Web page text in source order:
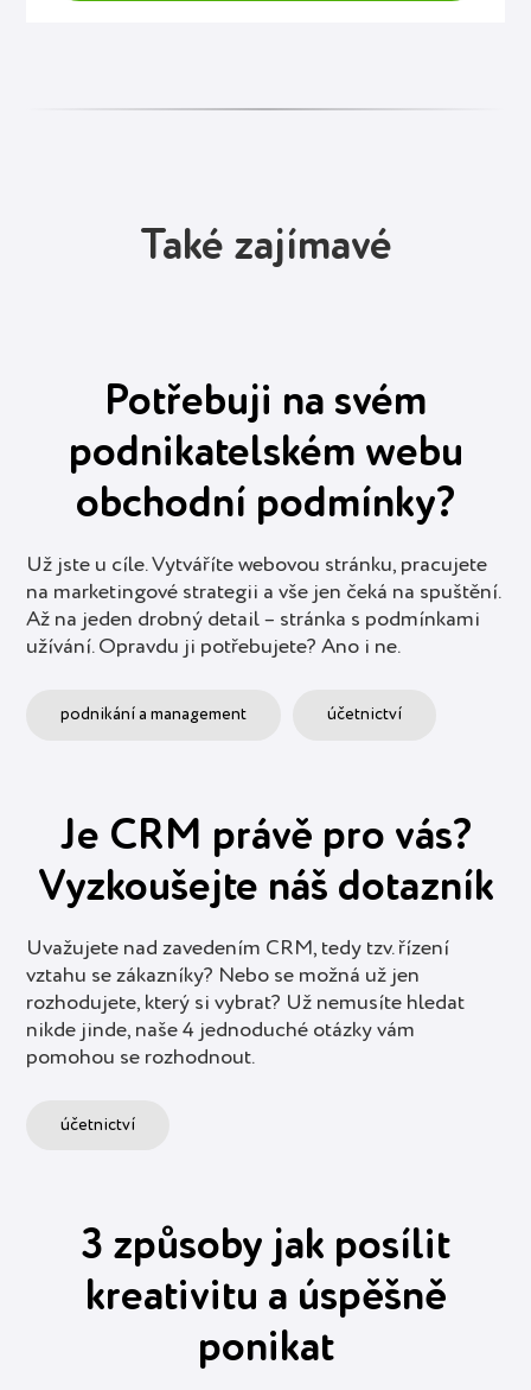
Také zajímavé
Potřebuji na svém
podnikatelském webu
obchodní podmínky?
Už jste u cíle. Vytváříte webovou stránku, pracujete
na marketingové strategii a vše jen čeká na spuštění.
Až na jeden drobný detail – stránka s podmínkami
užívání. Opravdu ji potřebujete? Ano i ne.
podnikání a management účetnictví
Je CRM právě pro vás?
Vyzkoušejte náš dotazník
Uvažujete nad zavedením CRM, tedy tzv. řízení
vztahu se zákazníky? Nebo se možná už jen
rozhodujete, který si vybrat? Už nemusíte hledat
nikde jinde, naše 4 jednoduché otázky vám
pomohou se rozhodnout.
účetnictví
3 způsoby jak posílit
kreativitu a úspěšně
ponikat